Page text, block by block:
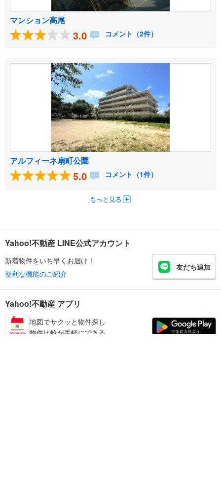
マンション高尾
3.0 コメント（2件）
アルフィーネ扇町公園
5.0 コメント（1件）
もっと見る
Yahoo!不動産 LINE公式アカウント
新着物件をいち早くお届け！
便利な機能のご紹介
友だち追加
Yahoo!不動産 アプリ
地図でサクッと物件探し
物件比較が手軽にできる